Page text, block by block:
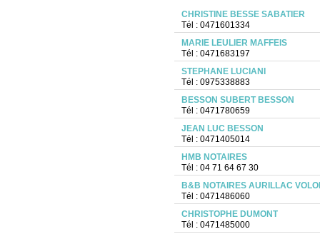
CHRISTINE BESSE SABATIER
Tél : 0471601334
MARIE LEULIER MAFFEIS
Tél : 0471683197
STEPHANE LUCIANI
Tél : 0975338883
BESSON SUBERT BESSON
Tél : 0471780659
JEAN LUC BESSON
Tél : 0471405014
HMB NOTAIRES
Tél : 04 71 64 67 30
B&B NOTAIRES AURILLAC
Tél : 0471486060
CHRISTOPHE DUMONT
Tél : 0471485000